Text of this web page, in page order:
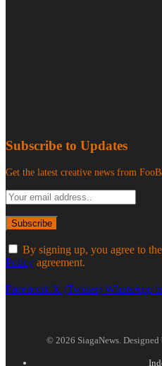
Subscribe to Updates
Get the latest creative news from
By signing up, you agree to
Policy agreement.
Facebook X (Twitter) WhatsApp
© 2026 SiagaNews. Designed